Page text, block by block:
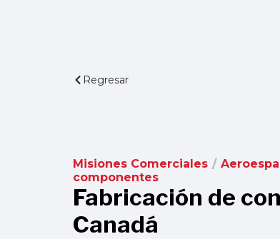
Regresar
Misiones Comerciales /
componentes
Fabricación de
Canadá